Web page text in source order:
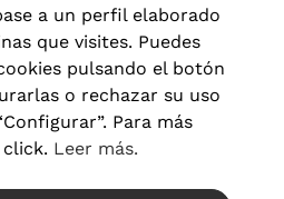
Términos y condiciones
|Configuración de cookies
a un perfil elaborado
que visites. Puedes
pulsando el botón
o rechazar su uso
Para más
Leer más.